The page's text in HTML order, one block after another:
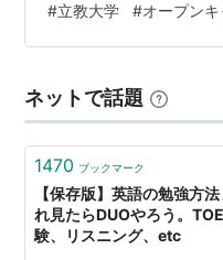
てくれます。 娘は当た
ったので 10号館の休憩
で、 20000人だったか
わゆる大教室だけでは
の授業も多いそうです。…
#立教大学 #オープン
ネットで話題
1470 ブックマーク
【保存版】英語の勉強方
れ見たらDUOやろう。
験、リスニング、etc